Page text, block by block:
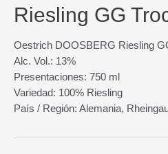
Riesling GG
Oestrich DOOSBERG Riesling
Alc. Vol.: 13%
Presentaciones: 750 ml
Variedad: 100% Riesling
País / Región: Alemania,